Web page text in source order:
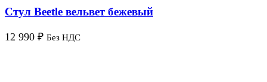
Стул Beetle вельвет бежевый
12 990 ₽ Без НДС